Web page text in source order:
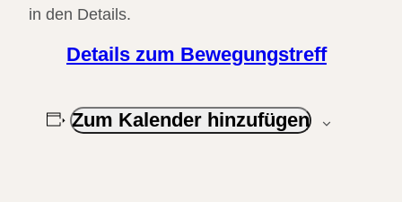
in den Details.
Details zum Bewegungstreff
Zum Kalender hinzufügen